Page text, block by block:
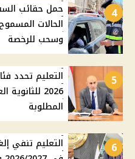
4
حمل حقائب
الحالات
وسحب للرخصة
5
التعليم تحدد
2026
المطلوبة
6
التعليم تنفي